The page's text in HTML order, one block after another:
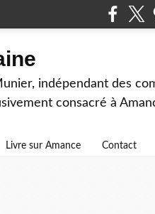
indépendant des
consacré à
Livre sur Amance Contact